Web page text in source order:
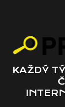
KAŽDÝ